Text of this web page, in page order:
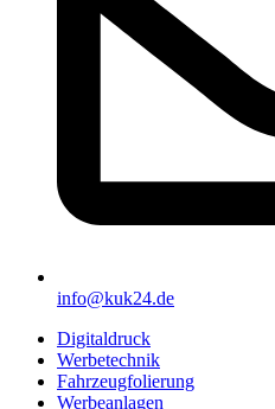
info@kuk24.de
Digitaldruck
Werbetechnik
Fahrzeugfolierung
Werbeanlagen